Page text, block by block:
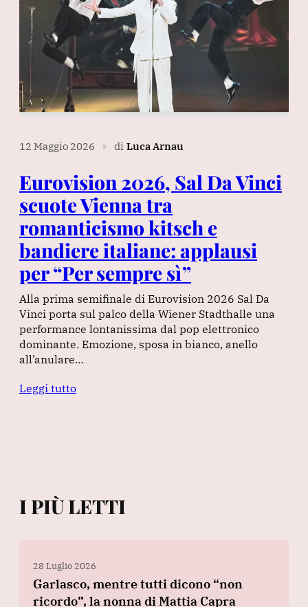
12 Maggio 2026 ∎ di Luca Arnau
Eurovision 2026, Sal Da Vinci
scuote Vienna tra
romanticismo kitsch e
bandiere italiane: applausi
per “Per sempre sì”
Alla prima semifinale di Eurovision 2026 Sal Da
Vinci porta sul palco della Wiener Stadthalle una
performance lontanissima dal pop elettronico
dominante. Emozione, sposa in bianco, anello
all’anulare…
Leggi tutto
I PIÙ LETTI
28 Luglio 2026
Garlasco, mentre tutti dicono “non
ricordo”, la nonna di Mattia Capra